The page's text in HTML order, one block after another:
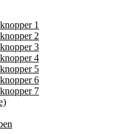
1
2
3
4
5
6
7